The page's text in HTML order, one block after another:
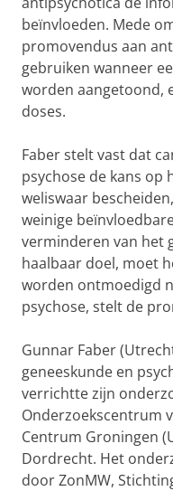
beïnvloeden. Mede
promovendus aan
gebruiken wanneer
worden aangetoond,
doses.
Faber stelt vast dat
psychose de kans op
weliswaar
weinige
verminderen van het
haalbaar doel, moet
worden ontmoedigd
psychose, stelt de
Gunnar Faber
geneeskunde en
verrichtte zijn
Onderzoekscentrum
Centrum Groningen
Dordrecht. Het
door ZonMW,